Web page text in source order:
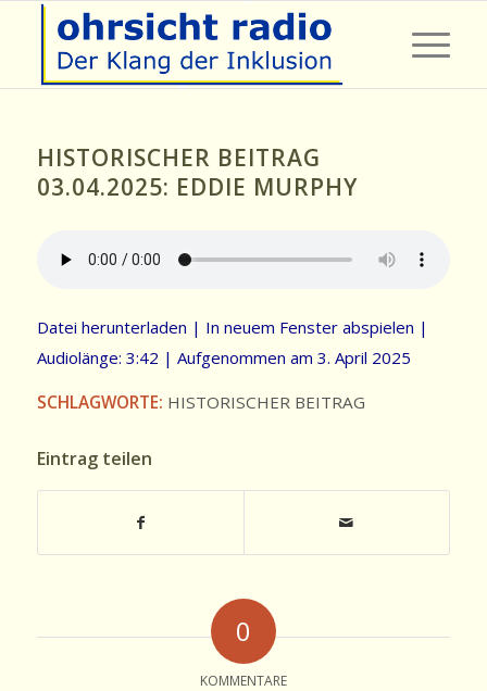
HISTORISCHER BEITRAG
03.04.2025: EDDIE MURPHY
Datei herunterladen | In neuem Fenster abspielen |
Audiolänge: 3:42 | Aufgenommen am 3. April 2025
SCHLAGWORTE: HISTORISCHER BEITRAG
Eintrag teilen
0
KOMMENTARE